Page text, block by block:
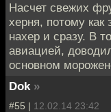
Насчет свежих
херня, потому
нахер и сразу. В
авиацией,
основном
Dok »
#55 | 12.02.14 23:42